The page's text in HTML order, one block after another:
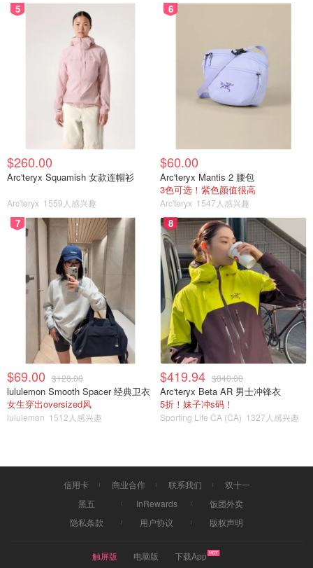
5
$260.00
Arc'teryx Squamish 女款连帽衫
Arc'teryx 1559人感兴趣
6
$60.00
Arc'teryx Mantis 2 腰包
3色可选！紫色颜值很高
Arc'teryx 1547人感兴趣
7
$69.00 $128.00
lululemon Smooth Spacer 经典卫衣
女生穿出oversized风
lululemon 1512人感兴趣
8
$419.94 $840.00
Arc'teryx Beta AR 男士冲锋衣
5折！妹子冲s码！
Sporting Life CA (CA) 1327人感兴趣
信用卡 商业合作 联系我们
双十一
黑五
InRewards
饭团外卖
隐私条款
用户协议 版权声明
触屏版 电脑版 下载App